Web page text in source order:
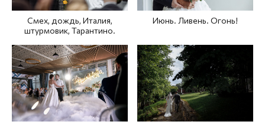
Смех, дождь, Италия,
штурмовик, Тарантино.
Июнь. Ливень. Огонь!